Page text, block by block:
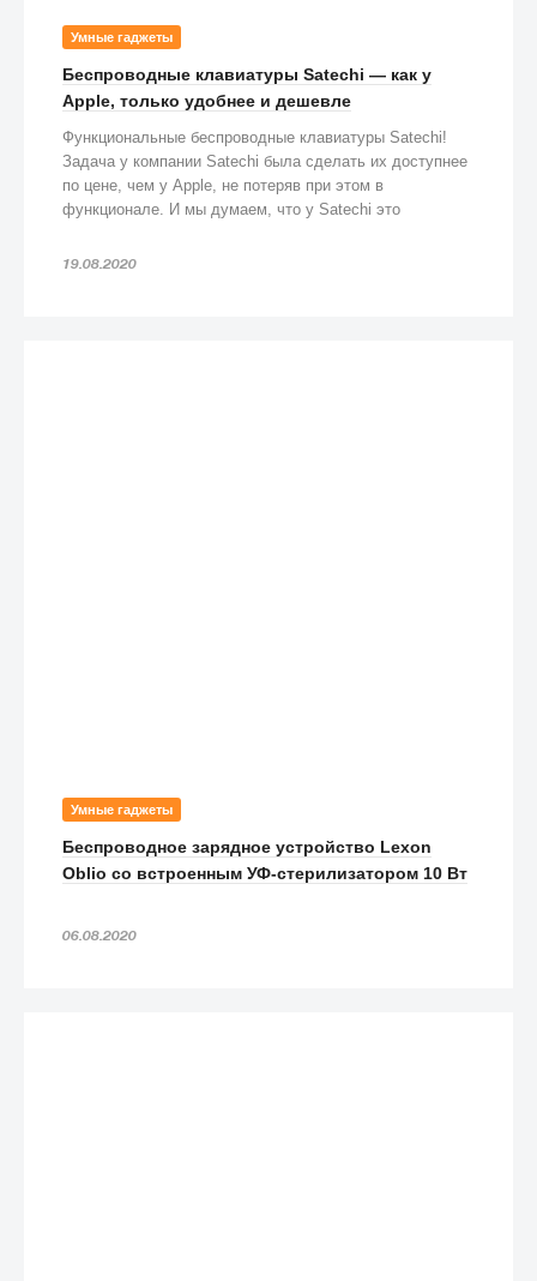
Умные гаджеты
Беспроводные клавиатуры Satechi — как у
Apple, только удобнее и дешевле
Функциональные беспроводные клавиатуры Satechi!
Задача у компании Satechi была сделать их доступнее
по цене, чем у Apple, не потеряв при этом в
функционале. И мы думаем, что у Satechi это
19.08.2020
Умные гаджеты
Беспроводное зарядное устройство Lexon
Oblio со встроенным УФ-стерилизатором 10 Вт
06.08.2020